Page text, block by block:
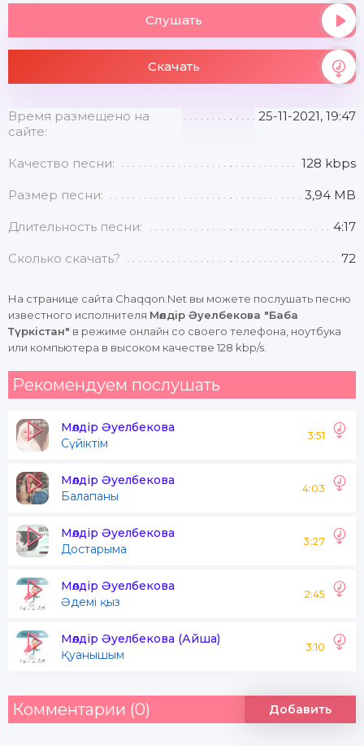
Слушать
Скачать
Время размещено на
сайте:
25-11-2021, 19:47
Качество песни: 128 kbps
Размер песни: 3,94 MB
Длительность песни: 4:17
Сколько скачать? 72
На странице сайта Chaqqon.Net вы можете послушать песню
известного исполнителя Мөлдір Әуелбекова "Баба
Түркістан" в режиме онлайн со своего телефона, ноутбука
или компьютера в высоком качестве 128 kbp/s.
Рекомендуем послушать
Мөлдір Әуелбекова
Сүйіктім
3:51
Мөлдір Әуелбекова
Балапаны
4:03
Мөлдір Әуелбекова
Достарыма
3:27
Мөлдір Әуелбекова
Әдемі қыз
2:45
Мөлдір Әуелбекова (Айша)
Қуанышым
3:10
Комментарии (0) Добавить